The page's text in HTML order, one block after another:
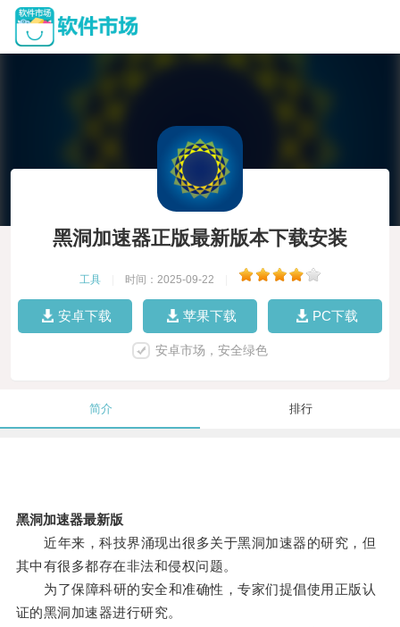
黑洞加速器正版最新版本下载安装
工具 时间：2025-09-22
安卓下载 苹果下载 PC下载
安卓市场，安全绿色
简介 排行
黑洞加速器最新版
近年来，科技界涌现出很多关于黑洞加速器的研究，但
其中有很多都存在非法和侵权问题。
为了保障科研的安全和准确性，专家们提倡使用正版认
证的黑洞加速器进行研究。